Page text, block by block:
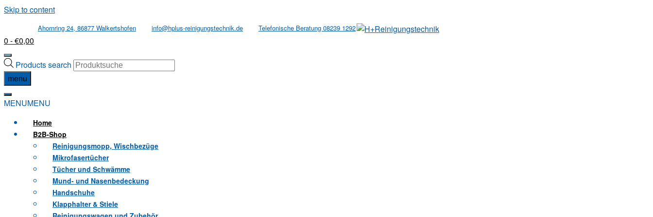
Skip to content
Ahornring 24, 86877 Walkertshofen info@hplus-reinigungstechnik.de Telefonische Beratung 08239 1292
0 - €0,00
Products search
menu
MENUMENU
Home
B2B-Shop
Reinigungsmopp, Wischbezüge
Mikrofasertücher
Tücher und Schwämme
Mund- und Nasenbedeckung
Handschuhe
Klapphalter & Stiele